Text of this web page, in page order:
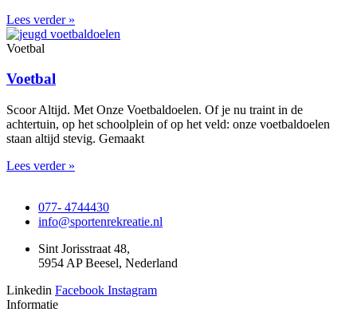
Lees verder »
Voetbal
Voetbal
Scoor Altijd. Met Onze Voetbaldoelen. Of je nu traint in de
achtertuin, op het schoolplein of op het veld: onze voetbaldoelen
staan altijd stevig. Gemaakt
Lees verder »
077- 4744430
info@sportenrekreatie.nl
Sint Jorisstraat 48,
5954 AP Beesel, Nederland
Linkedin Facebook Instagram
Informatie